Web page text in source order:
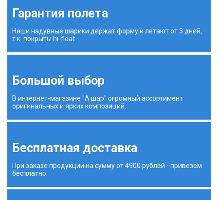
Гарантия полета
Наши надувные шарики держат форму и летают от 3 дней,
т.к. покрыты hi-float.
Большой выбор
В интернет-магазине "А шар" огромный ассортимент
оригинальных и ярких композиций.
Бесплатная доставка
При заказе продукции на сумму от 4900 рублей - привезем
бесплатно.